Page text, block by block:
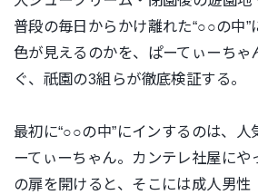
普段の毎日からかけ離れた“○○の中
色が見えるのかを、ぱーてぃーちゃ
ぐ、祇園の3組らが徹底検証する。
最初に“○○の中”にインするのは、
ーてぃーちゃん。カンテレ社屋にや
の扉を開けると、そこには成人男性